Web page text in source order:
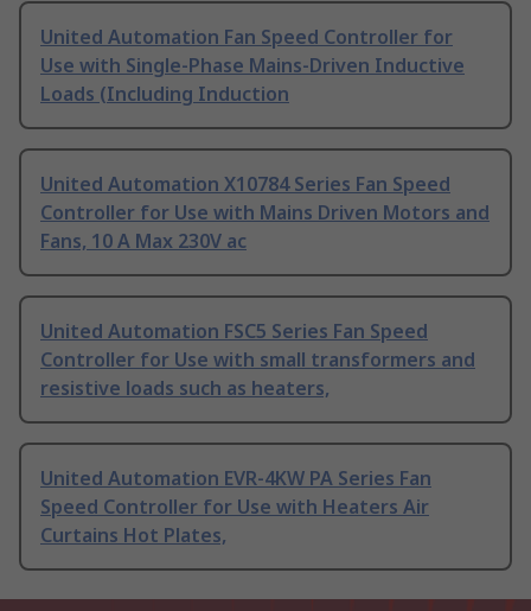
United Automation Fan Speed Controller for
Use with Single-Phase Mains-Driven Inductive
Loads (Including Induction
United Automation X10784 Series Fan Speed
Controller for Use with Mains Driven Motors and
Fans, 10 A Max 230V ac
United Automation FSC5 Series Fan Speed
Controller for Use with small transformers and
resistive loads such as heaters,
United Automation EVR-4KW PA Series Fan
Speed Controller for Use with Heaters Air
Curtains Hot Plates,